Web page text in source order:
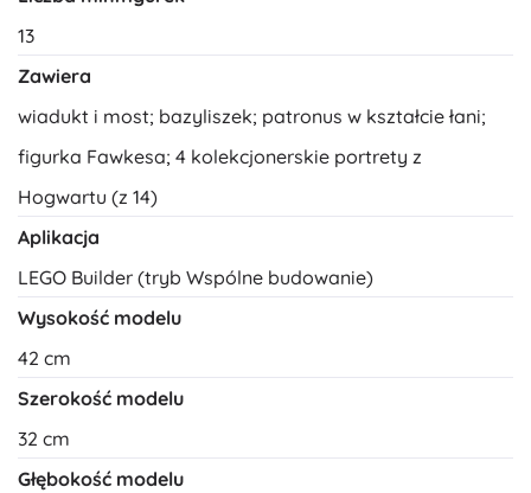
13
Zawiera
wiadukt i most; bazyliszek; patronus w kształcie łani;
figurka Fawkesa; 4 kolekcjonerskie portrety z
Hogwartu (z 14)
Aplikacja
LEGO Builder (tryb Wspólne budowanie)
Wysokość modelu
42 cm
Szerokość modelu
32 cm
Głębokość modelu